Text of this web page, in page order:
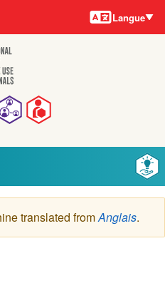
Langues
Langue
translated fromAnglais.